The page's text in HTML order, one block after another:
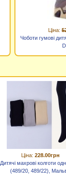
Ціна:
Чоботи гумові
Ціна: 228.00грн
Дитячі махрові колготи
(489/20, 489/22),